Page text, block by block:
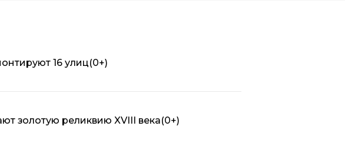
16 улиц(0+)
золотую реликвию XVIII века(0+)